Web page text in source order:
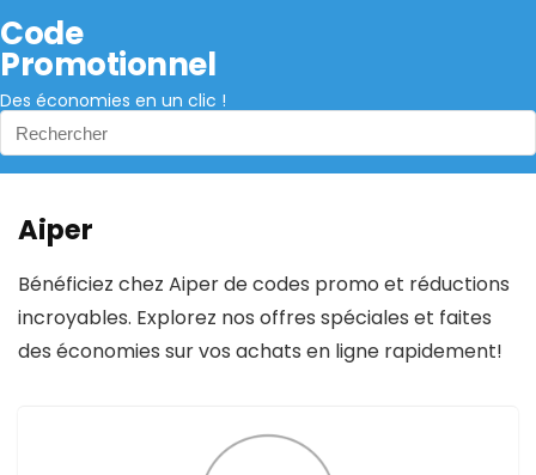
Code
Promotionnel
Des économies en un clic !
Aiper
Bénéficiez chez Aiper de codes promo et réductions
incroyables. Explorez nos offres spéciales et faites
des économies sur vos achats en ligne rapidement!